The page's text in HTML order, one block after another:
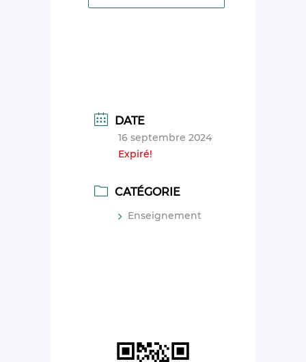
DATE
16 septembre 2024
Expiré!
CATÉGORIE
Enseignement